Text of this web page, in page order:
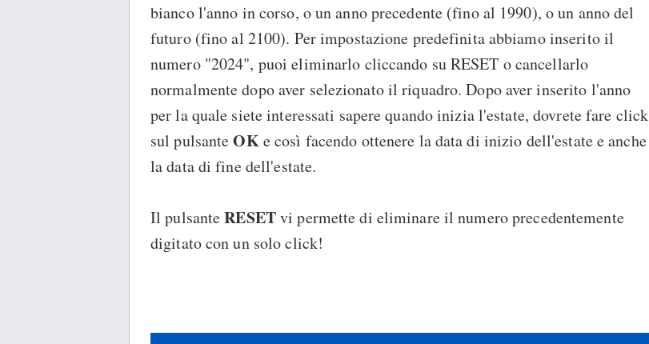
bianco l'anno in corso, o un anno precedente (fino al 1990), o un anno del
futuro (fino al 2100). Per impostazione predefinita abbiamo inserito il
numero "2024", puoi eliminarlo cliccando su RESET o cancellarlo
normalmente dopo aver selezionato il riquadro. Dopo aver inserito l'anno
per la quale siete interessati sapere quando inizia l'estate, dovrete fare click
sul pulsanteOKe così facendo ottenere la data di inizio dell'estate e anche
la data di fine dell'estate.
Il pulsanteRESETvi permette di eliminare il numero precedentemente
digitato con un solo click!